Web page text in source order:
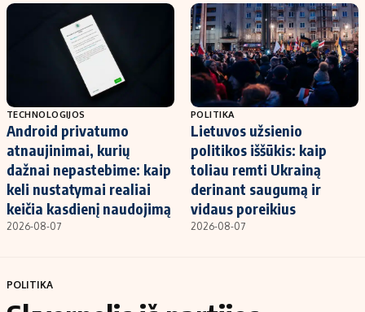
TECHNOLOGIJOS
Android privatumo
atnaujinimai, kurių
dažnai nepastebime: kaip
keli nustatymai realiai
keičia kasdienį naudojimą
2026-08-07
POLITIKA
Lietuvos užsienio
politikos iššūkis: kaip
toliau remti Ukrainą
derinant saugumą ir
vidaus poreikius
2026-08-07
POLITIKA